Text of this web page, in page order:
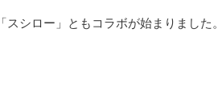
スシロー」ともコラボが始まりました。